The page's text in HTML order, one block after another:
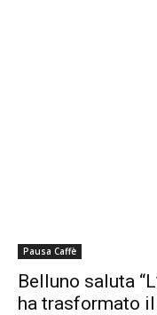
Pausa Caffè
Belluno saluta
ha trasformato